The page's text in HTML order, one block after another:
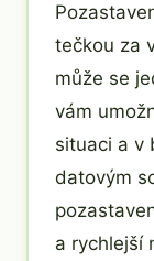
tečkou za
může se
vám
situaci a v
datovým
a rychlejší